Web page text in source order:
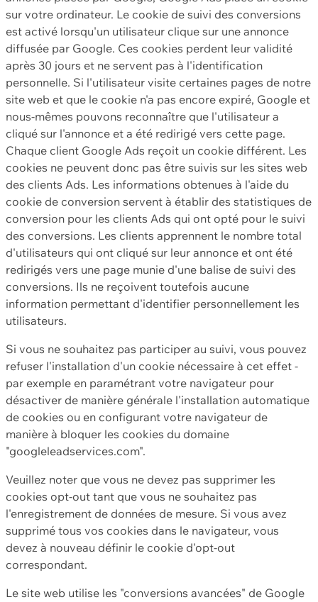
sur votre ordinateur. Le cookie de suivi des conversions
est activé lorsqu'un utilisateur clique sur une annonce
diffusée par Google. Ces cookies perdent leur validité
après 30 jours et ne servent pas à l'identification
personnelle. Si l'utilisateur visite certaines pages de notre
site web et que le cookie n'a pas encore expiré, Google et
nous-mêmes pouvons reconnaître que l'utilisateur a
cliqué sur l'annonce et a été redirigé vers cette page.
Chaque client Google Ads reçoit un cookie différent. Les
cookies ne peuvent donc pas être suivis sur les sites web
des clients Ads. Les informations obtenues à l'aide du
cookie de conversion servent à établir des statistiques de
conversion pour les clients Ads qui ont opté pour le suivi
des conversions. Les clients apprennent le nombre total
d'utilisateurs qui ont cliqué sur leur annonce et ont été
redirigés vers une page munie d'une balise de suivi des
conversions. Ils ne reçoivent toutefois aucune
information permettant d'identifier personnellement les
utilisateurs.
Si vous ne souhaitez pas participer au suivi, vous pouvez
refuser l'installation d'un cookie nécessaire à cet effet -
par exemple en paramétrant votre navigateur pour
désactiver de manière générale l'installation automatique
de cookies ou en configurant votre navigateur de
manière à bloquer les cookies du domaine
"googleleadservices.com".
Veuillez noter que vous ne devez pas supprimer les
cookies opt-out tant que vous ne souhaitez pas
l'enregistrement de données de mesure. Si vous avez
supprimé tous vos cookies dans le navigateur, vous
devez à nouveau définir le cookie d'opt-out
correspondant.
Le site web utilise les "conversions avancées" de Google